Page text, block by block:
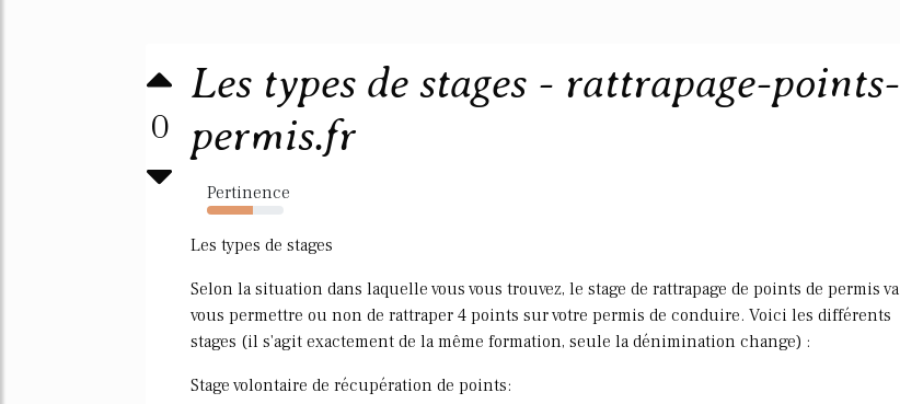
0
Les types de stages - rattrapage-points-
permis.fr
Pertinence
60%
Les types de stages
Selon la situation dans laquelle vous vous trouvez, le stage de rattrapage de points de permis va
vous permettre ou non de rattraper 4 points sur votre permis de conduire. Voici les différents
stages (il s'agit exactement de la même formation, seule la dénimination change) :
Stage volontaire de récupération de points: